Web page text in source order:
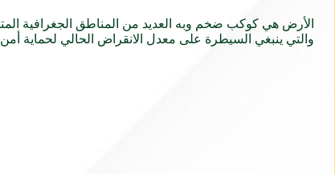
الأرض هي كوكب ضخم وبه العديد من المناطق الجغرافية
والتي ينبغي السيطرة على معدل الانقراض الحالي لحماية